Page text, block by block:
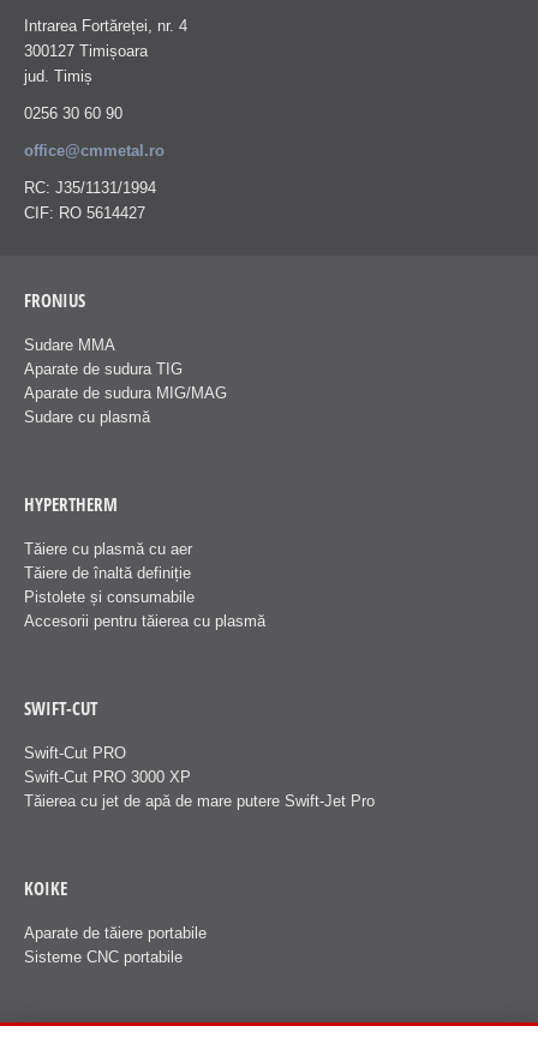
Intrarea Fortăreței, nr. 4
300127 Timișoara
jud. Timiș
0256 30 60 90
office@cmmetal.ro
RC: J35/1131/1994
CIF: RO 5614427
FRONIUS
Sudare MMA
Aparate de sudura TIG
Aparate de sudura MIG/MAG
Sudare cu plasmă
HYPERTHERM
Tăiere cu plasmă cu aer
Tăiere de înaltă definiție
Pistolete și consumabile
Accesorii pentru tăierea cu plasmă
SWIFT-CUT
Swift-Cut PRO
Swift-Cut PRO 3000 XP
Tăierea cu jet de apă de mare putere Swift-Jet Pro
KOIKE
Aparate de tăiere portabile
Sisteme CNC portabile